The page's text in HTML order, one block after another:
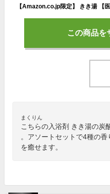
この商品を
まくりん
こちらの入浴剤 きき湯の炭
。アソートセットで4種の
を癒せます。